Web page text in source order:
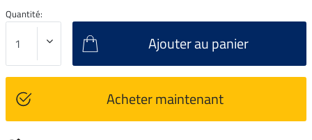
Quantité:
Ajouter au panier
Acheter maintenant